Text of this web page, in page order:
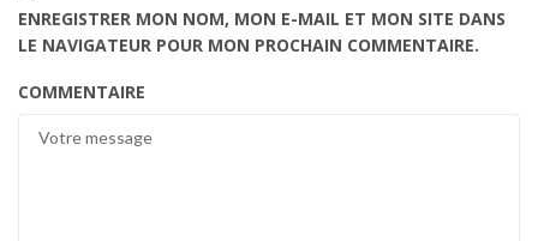
ENREGISTRER MON NOM, MON E-MAIL ET MON SITE DANS
LE NAVIGATEUR POUR MON PROCHAIN COMMENTAIRE.
COMMENTAIRE